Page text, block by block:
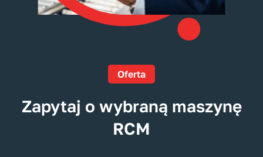
Oferta
Zapytaj o wybraną maszynę
RCM